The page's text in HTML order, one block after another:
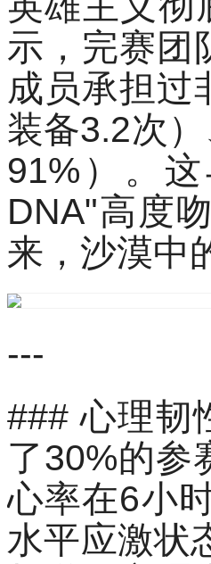
示，完赛团
成员承担过
装备3.2次
91%）。
DNA"高度
来，沙漠中
---
### 心理韧
了30%的参
心率在6小
水平应激状